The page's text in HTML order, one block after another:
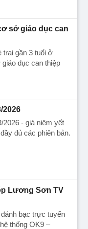
sở giáo dục can
trai gần 3 tuổi ở
dục can thiệp
2026
2026 - giá niêm yết
đủ các phiên bản.
Lương Sơn TV
bạc trực tuyến
thống OK9 –